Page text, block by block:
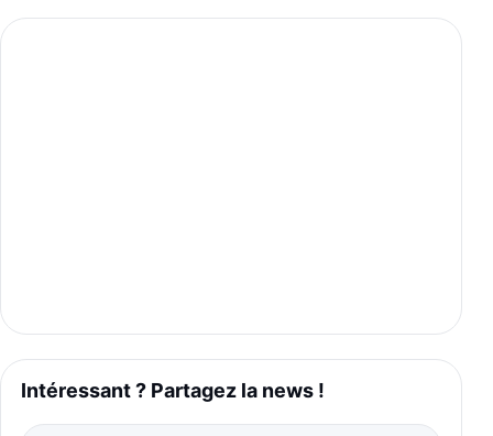
Intéressant ? Partagez la news !